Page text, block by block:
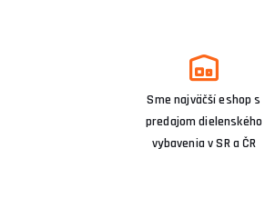
Sme najväčší eshop s
predajom dielenského
vybavenia v SR a ČR